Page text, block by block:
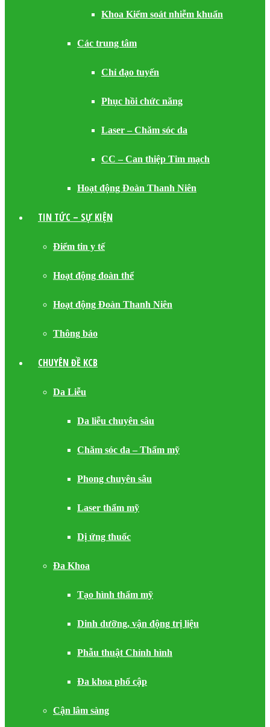
Khoa Kiểm soát nhiễm khuẩn
Các trung tâm
Chỉ đạo tuyến
Phục hồi chức năng
Laser – Chăm sóc da
CC – Can thiệp Tim mạch
Hoạt động Đoàn Thanh Niên
TIN TỨC – SỰ KIỆN
Điểm tin y tế
Hoạt động đoàn thể
Hoạt động Đoàn Thanh Niên
Thông báo
CHUYÊN ĐỀ KCB
Da Liễu
Da liễu chuyên sâu
Chăm sóc da – Thẩm mỹ
Phong chuyên sâu
Laser thẩm mỹ
Dị ứng thuốc
Đa Khoa
Tạo hình thẩm mỹ
Dinh dưỡng, vận động trị liệu
Phẫu thuật Chỉnh hình
Đa khoa phổ cập
Cận lâm sàng